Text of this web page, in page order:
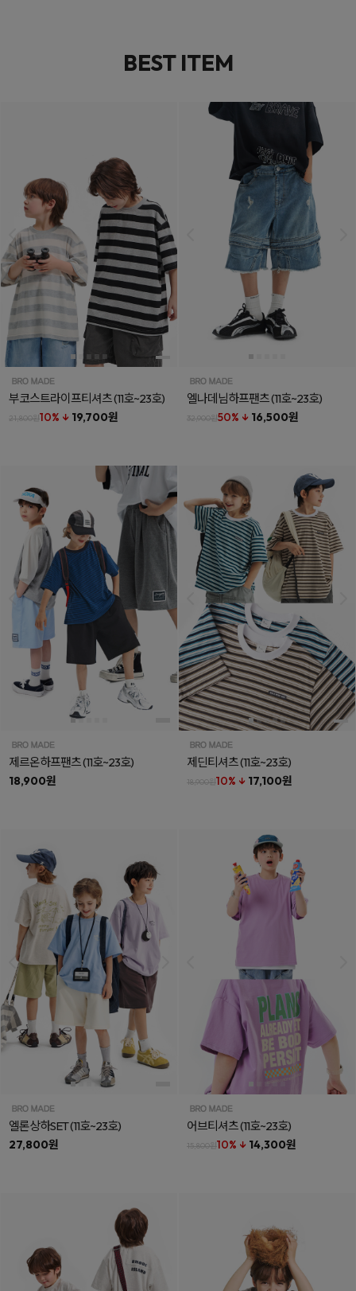
BEST ITEM
부코스트라이프티셔츠(11호~23호)
21,800원10% ↓ 19,700원
엘나데님하프팬츠(11호~23호)
32,900원50% ↓ 16,500원
제르온하프팬츠(11호~23호)
18,900원
제딘티셔츠(11호~23호)
18,900원10% ↓ 17,100원
엘론상하SET(11호~23호)
27,800원
어브티셔츠(11호~23호)
15,800원10% ↓ 14,300원